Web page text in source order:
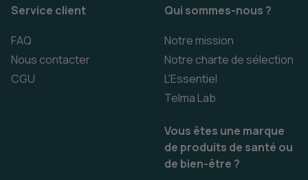
Service client
FAQ
Nous contacter
CGU
Qui sommes-nous ?
Notre mission
Notre charte de sélection
L'Essentiel
Telma Lab
Vous êtes une marque
de produits de santé ou
de bien-être ?